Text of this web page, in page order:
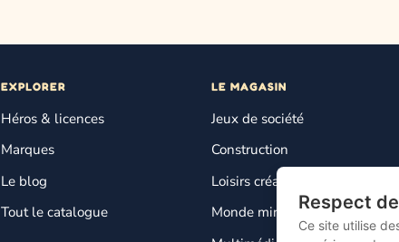
Respect
Ce site utilise
EXPLORER
Héros & licences
Marques
Le blog
Tout le catalogue
LE MAGASIN
Jeux de société
Construction
Loisirs créatifs
Monde miniature